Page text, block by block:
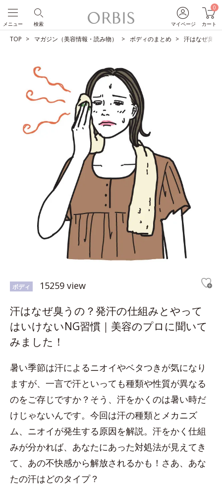
マイページ
0
カート
検索
メニュー
TOP マガジン（美容情報・読み物） ボディのまとめ 汗はなぜ臭う
ボディ 15259 view
汗はなぜ臭うの？発汗の仕組みとやって
はいけないNG習慣｜美容のプロに聞いて
みました！
暑い季節は汗によるニオイやベタつきが気になり
ますが、一言で汗といっても種類や性質が異なる
のをご存じですか？そう、汗をかくのは暑い時だ
けじゃないんです。今回は汗の種類とメカニズ
ム、ニオイが発生する原因を解説。汗をかく仕組
みが分かれば、あなたにあった対処法が見えてき
て、あの不快感から解放されるかも！さあ、あな
たの汗はどのタイプ？